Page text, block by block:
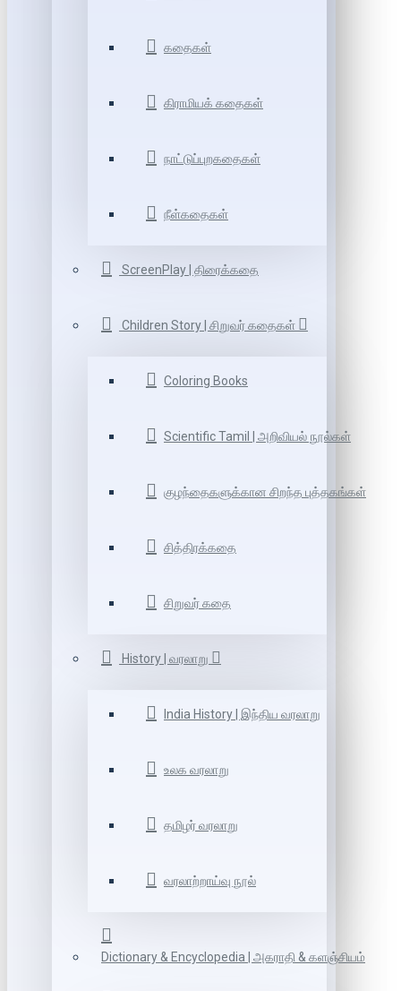
கதைகள்
கிராமியக் கதைகள்
நாட்டுப்புறகதைகள்
நீள்கதைகள்
ScreenPlay | திரைக்கதை
Children Story | சிறுவர் கதைகள்
Coloring Books
Scientific Tamil | அறிவியல் நூல்கள்
குழந்தைகளுக்கான சிறந்த புத்தகங்கள்
சித்திரக்கதை
சிறுவர் கதை
History | வரலாறு
India History | இந்திய வரலாறு
உலக வரலாறு
தமிழர் வரலாறு
வரலாற்றாய்வு நூல்
Dictionary & Encyclopedia | அகராதி & களஞ்சியம்